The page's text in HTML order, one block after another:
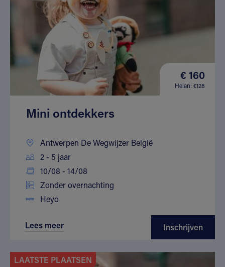
€ 160
Helan: €128
Mini ontdekkers
Antwerpen De Wegwijzer België
2 - 5 jaar
10/08 - 14/08
Zonder overnachting
Heyo
Lees meer Inschrijven
LAATSTE PLAATSEN